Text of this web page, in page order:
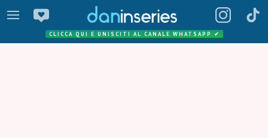
CLICCA QUI E UNISCITI AL CANALE WHATSAPP ✔